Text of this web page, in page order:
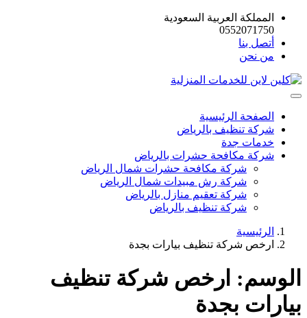
المملكة العربية السعودية
0552071750
أتصل بنا
من نحن
الصفحة الرئيسية
شركة تنظيف بالرياض
خدمات جدة
شركة مكافحة حشرات بالرياض
شركة مكافحة حشرات شمال الرياض
شركة رش مبيدات شمال الرياض
شركة تعقيم منازل بالرياض
شركة تنظيف بالرياض
الرئيسية
ارخص شركة تنظيف بيارات بجدة
الوسم: ارخص شركة تنظيف
بيارات بجدة